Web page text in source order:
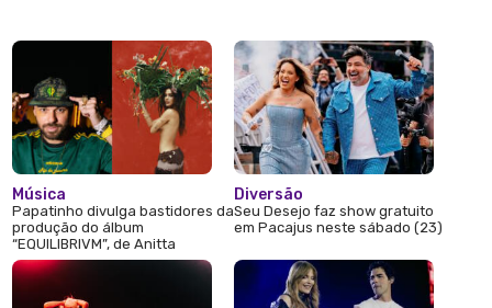
Música
Papatinho divulga bastidores da
produção do álbum
“EQUILIBRIVM”, de Anitta
Diversão
Seu Desejo faz show gratuito
em Pacajus neste sábado (23)